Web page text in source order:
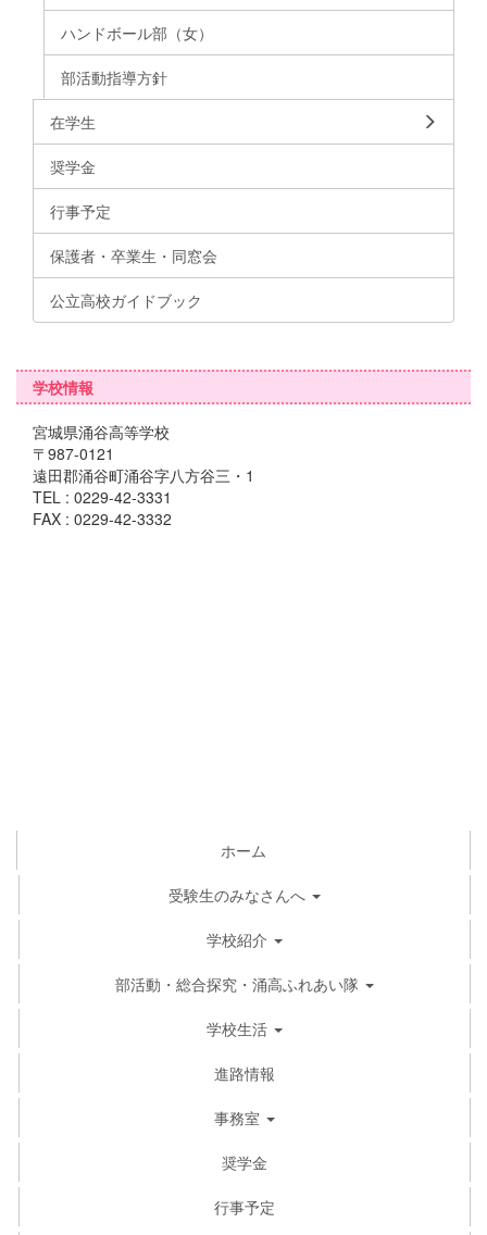
ハンドボール部（女）
部活動指導方針
在学生
奨学金
行事予定
保護者・卒業生・同窓会
公立高校ガイドブック
学校情報
宮城県涌谷高等学校
〒987-0121
遠田郡涌谷町涌谷字八方谷三・1
TEL : 0229-42-3331
FAX : 0229-42-3332
ホーム
受験生のみなさんへ
学校紹介
部活動・総合探究・涌高ふれあい隊
学校生活
進路情報
事務室
奨学金
行事予定